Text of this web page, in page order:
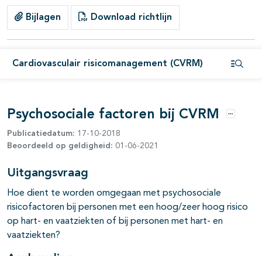
Bijlagen Download richtlijn
Cardiovasculair risicomanagement (CVRM)
open- en dichtklappen
open- en dichtklappen
open- en dichtklappen
open- en dichtklappen
Psychosociale factoren bij CVRM Opties
Publicatiedatum: 17-10-2018
Beoordeeld op geldigheid: 01-06-2021
Uitgangsvraag
Hoe dient te worden omgegaan met psychosociale
risicofactoren bij personen met een hoog/zeer hoog risico
op hart- en vaatziekten of bij personen met hart- en
vaatziekten?